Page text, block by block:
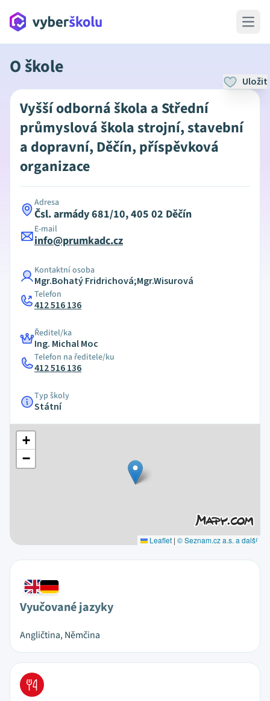
Open
O škole
Uložit
Vyšší odborná škola a Střední
průmyslová škola strojní, stavební
a dopravní, Děčín, příspěvková
organizace
Adresa
Čsl. armády 681/10, 405 02 Děčín
E-mail
info@prumkadc.cz
Kontaktní osoba
Mgr.Bohatý Fridrichová;Mgr.Wisurová
Telefon
412 516 136
Ředitel/ka
Ing. Michal Moc
Telefon na ředitele/ku
412 516 136
Typ školy
Státní
+
−
Leaflet | © Seznam.cz a.s. a další
Vyučované jazyky
Angličtina, Němčina